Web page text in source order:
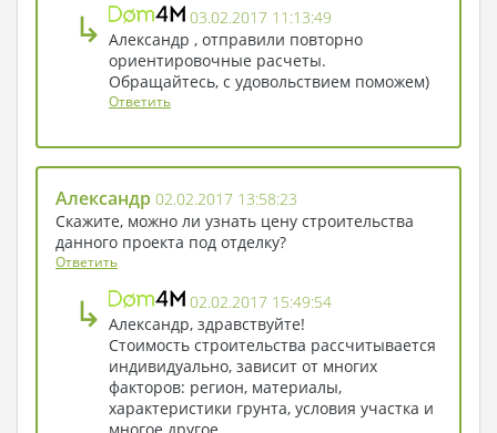
↳
03.02.2017 11:13:49
Александр , отправили повторно
ориентировочные расчеты.
Обращайтесь, с удовольствием поможем)
Ответить
Александр 02.02.2017 13:58:23
Скажите, можно ли узнать цену строительства
данного проекта под отделку?
Ответить
↳
02.02.2017 15:49:54
Александр, здравствуйте!
Стоимость строительства рассчитывается
индивидуально, зависит от многих
факторов: регион, материалы,
характеристики грунта, условия участка и